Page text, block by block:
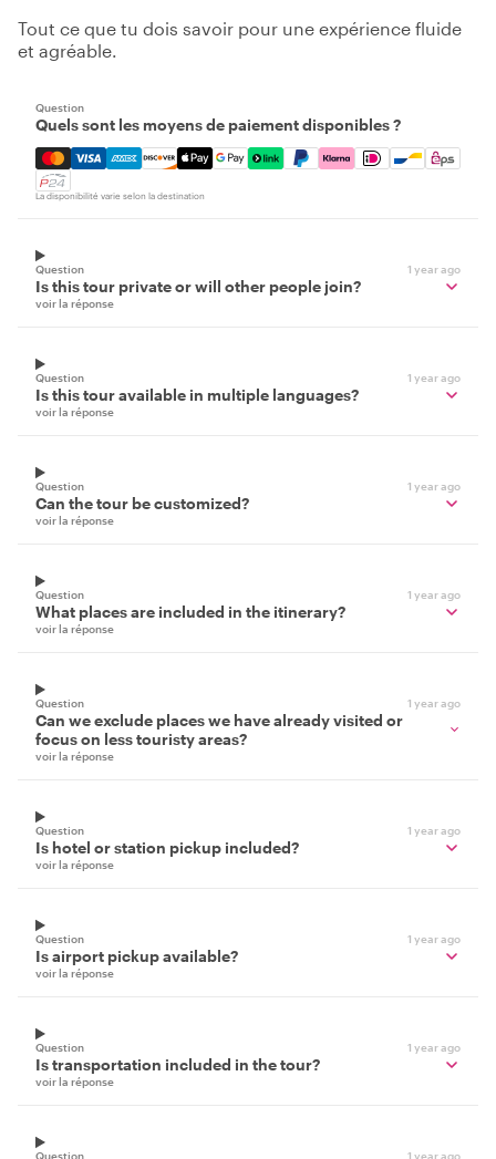
Tout ce que tu dois savoir pour une expérience fluide
et agréable.
Question
Quels sont les moyens de paiement disponibles ?
Mastercard, Visa, Amex, Discover, Apple Pay, Google
La disponibilité varie selon la destination
Question 1 year ago
Is this tour private or will other people join?
voir la réponse
Question 1 year ago
Is this tour available in multiple languages?
voir la réponse
Question 1 year ago
Can the tour be customized?
voir la réponse
Question 1 year ago
What places are included in the itinerary?
voir la réponse
Question 1 year ago
Can we exclude places we have already visited or
focus on less touristy areas?
voir la réponse
Question 1 year ago
Is hotel or station pickup included?
voir la réponse
Question 1 year ago
Is airport pickup available?
voir la réponse
Question 1 year ago
Is transportation included in the tour?
voir la réponse
Question 1 year ago